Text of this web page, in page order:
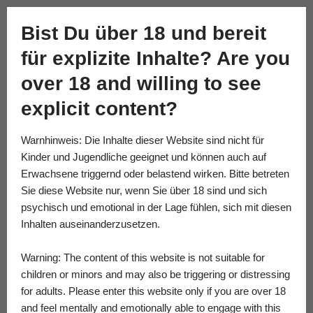
Skip
Academy of Fine Kink
Bist Du über 18 und bereit
für explizite Inhalte? Are you
over 18 and willing to see
explicit content?
Warnhinweis: Die Inhalte dieser Website sind nicht für
Kinder und Jugendliche geeignet und können auch auf
Erwachsene triggernd oder belastend wirken. Bitte betreten
Sie diese Website nur, wenn Sie über 18 sind und sich
psychisch und emotional in der Lage fühlen, sich mit diesen
Inhalten auseinanderzusetzen.
Warning: The content of this website is not suitable for
children or minors and may also be triggering or distressing
for adults. Please enter this website only if you are over 18
and feel mentally and emotionally able to engage with this